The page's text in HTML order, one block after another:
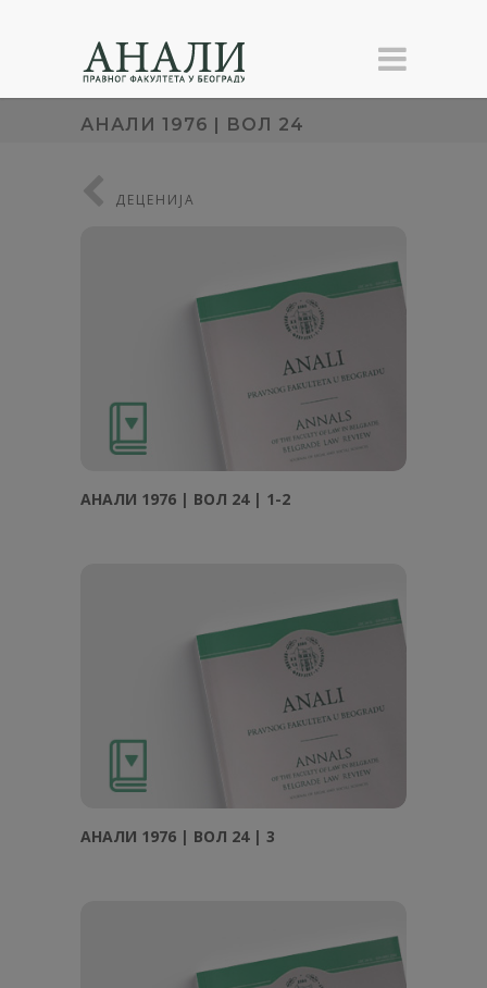
АНАЛИ 1976 | ВОЛ 24
ДЕЦЕНИЈА
АНAЛИ 1976 | ВОЛ 24 | 1-2
АНAЛИ 1976 | ВОЛ 24 | 3